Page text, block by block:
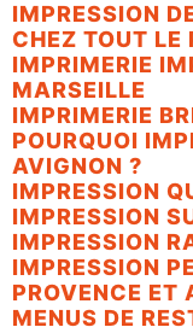
IMPRESSION
CHEZ TOUT LE
IMPRIMERIE
MARSEILLE
IMPRIMERIE
POURQUOI
AVIGNON ?
IMPRESSION
IMPRESSION
IMPRESSION
IMPRESSION
PROVENCE ET
MENUS DE